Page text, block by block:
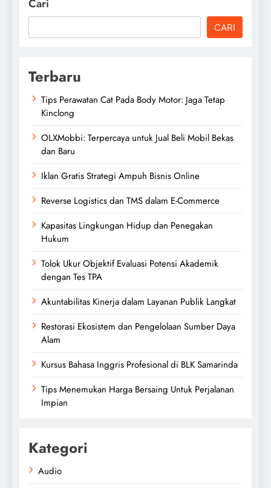
Cari
CARI
Terbaru
Tips Perawatan Cat Pada Body Motor: Jaga Tetap
Kinclong
OLXMobbi: Terpercaya untuk Jual Beli Mobil Bekas
dan Baru
Iklan Gratis Strategi Ampuh Bisnis Online
Reverse Logistics dan TMS dalam E-Commerce
Kapasitas Lingkungan Hidup dan Penegakan
Hukum
Tolok Ukur Objektif Evaluasi Potensi Akademik
dengan Tes TPA
Akuntabilitas Kinerja dalam Layanan Publik Langkat
Restorasi Ekosistem dan Pengelolaan Sumber Daya
Alam
Kursus Bahasa Inggris Profesional di BLK Samarinda
Tips Menemukan Harga Bersaing Untuk Perjalanan
Impian
Kategori
Audio